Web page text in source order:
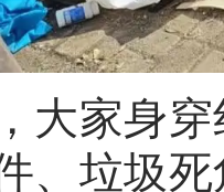
家身穿
、垃圾